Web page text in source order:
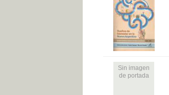
Sin imagen
de portada